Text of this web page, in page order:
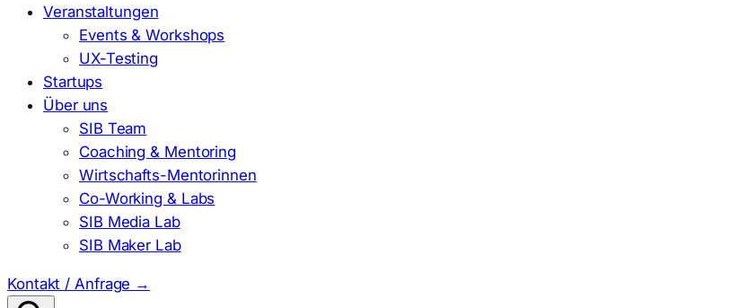
Veranstaltungen
Events & Workshops
UX-Testing
Startups
Über uns
SIB Team
Coaching & Mentoring
Wirtschafts-Mentorinnen
Co-Working & Labs
SIB Media Lab
SIB Maker Lab
Kontakt / Anfrage →